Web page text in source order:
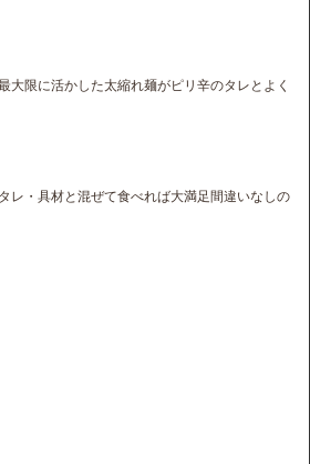
大限に活かした太縮れ麺がピリ辛のタレとよく
レ・具材と混ぜて食べれば大満足間違いなしの